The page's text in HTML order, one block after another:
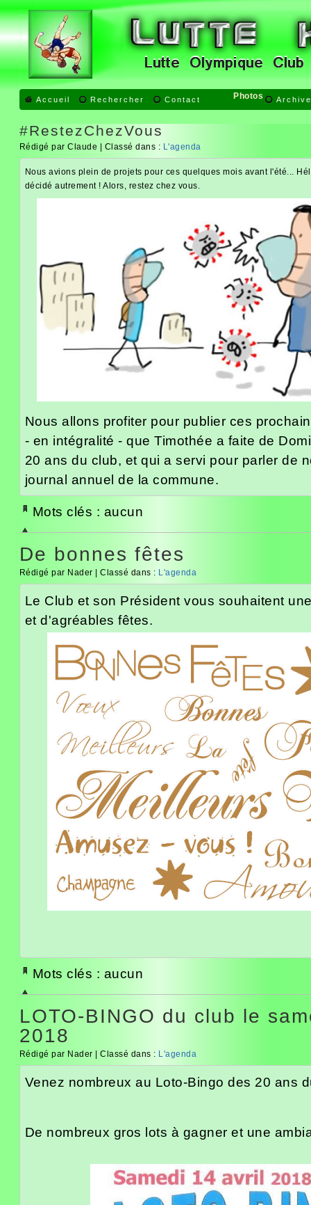
Accueil Rechercher Contact Photos
#RestezChezVous
Rédigé par Claude | Classé dans : L'agenda
Nous avions plein de projets pour ces quelques mois avant l'été...
décidé autrement ! Alors, restez chez vous.
Nous allons profiter pour publier ces
- en intégralité - que Timothée a faite de
20 ans du club, et qui a servi pour parler de
journal annuel de la commune.
Mots clés : aucun
De bonnes fêtes
Rédigé par Nader | Classé dans : L'agenda
Le Club et son Président vous souhaitent
et d'agréables fêtes.
Mots clés : aucun
LOTO-BINGO du club le
2018
Rédigé par Nader | Classé dans : L'agenda
Venez nombreux au Loto-Bingo des 20 ans
De nombreux gros lots à gagner et une